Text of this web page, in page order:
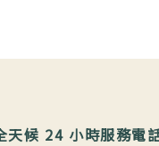
天候 24 小時服務